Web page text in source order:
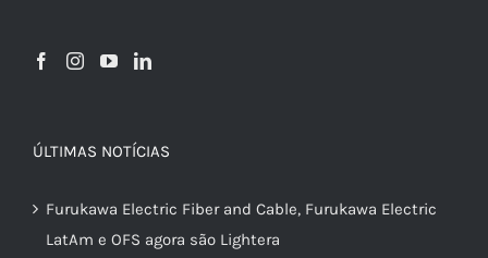
ÚLTIMAS NOTÍCIAS
Furukawa Electric Fiber and Cable, Furukawa Electric
LatAm e OFS agora são Lightera